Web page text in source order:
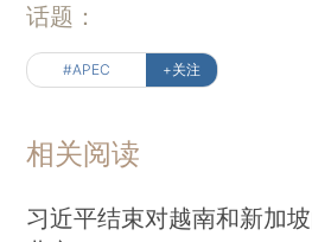
话题：
#APEC +关注
相关阅读
习近平结束对越南和新加